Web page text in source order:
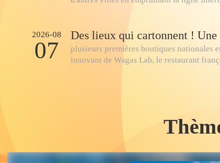
2026-08
07
Des lieux qui cartonnent !
plusieurs premières boutiques nationales
innovant de Wagas Lab, le restaurant
T